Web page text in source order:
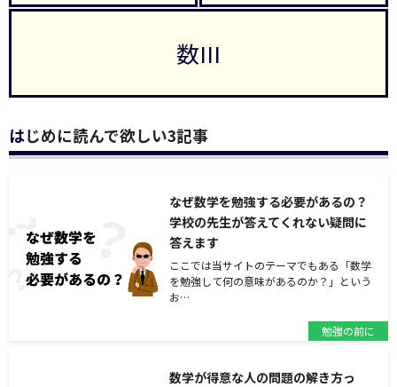
数III
はじめに読んで欲しい3記事
なぜ数学を勉強する必要があるの？
学校の先生が答えてくれない疑問に
答えます
ここでは当サイトのテーマでもある「数学
を勉強して何の意味があるのか？」という
お…
勉強の前に
数学が得意な人の問題の解き方っ